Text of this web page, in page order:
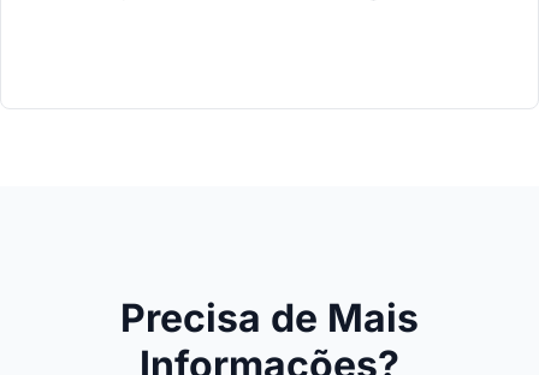
Precisa de Mais
Informações?